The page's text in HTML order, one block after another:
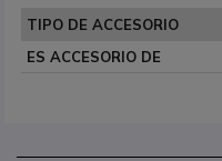
TIPO DE ACCESORIO
ES ACCESORIO DE